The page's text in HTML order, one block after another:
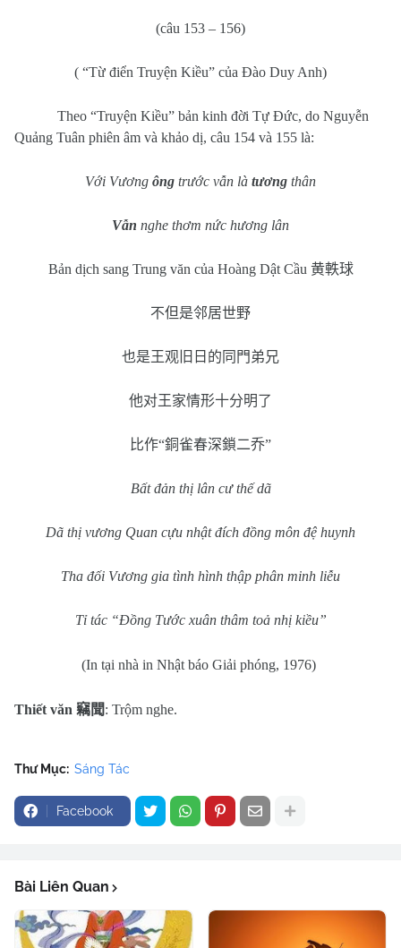
(câu 153 – 156)
( “Từ điển Truyện Kiều” của Đào Duy Anh)
Theo “Truyện Kiều” bản kinh đời Tự Đức, do Nguyễn
Quảng Tuân phiên âm và khảo dị, câu 154 và 155 là:
Với Vương ông trước vẫn là tương thân
Vẫn nghe thơm nức hương lân
Bản dịch sang Trung văn của Hoàng Dật Cầu 黄軼球
不但是邻居世野
也是王观旧日的同門弟兄
他对王家情形十分明了
比作“銅雀春深鎖二乔”
Bất đản thị lân cư thế dã
Dã thị vương Quan cựu nhật đích đồng môn đệ huynh
Tha đối Vương gia tình hình thập phân minh liễu
Tỉ tác “Đồng Tước xuân thâm toả nhị kiều”
(In tại nhà in Nhật báo Giải phóng, 1976)
Thiết văn 竊聞: Trộm nghe.
Thư Mục: Sáng Tác
Facebook
Bài Liên Quan